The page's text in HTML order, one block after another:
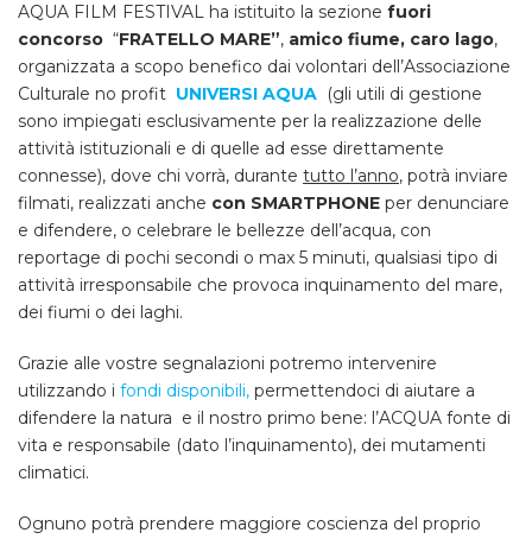
AQUA FILM FESTIVAL ha istituito la sezione fuori
concorso “FRATELLO MARE”, amico fiume, caro lago,
organizzata a scopo benefico dai volontari dell’Associazione
Culturale no profit UNIVERSI AQUA (gli utili di gestione
sono impiegati esclusivamente per la realizzazione delle
attività istituzionali e di quelle ad esse direttamente
connesse), dove chi vorrà, durante tutto l’anno, potrà inviare
filmati, realizzati anche con SMARTPHONE per denunciare
e difendere, o celebrare le bellezze dell’acqua, con
reportage di pochi secondi o max 5 minuti, qualsiasi tipo di
attività irresponsabile che provoca inquinamento del mare,
dei fiumi o dei laghi.
Grazie alle vostre segnalazioni potremo intervenire
utilizzando i fondi disponibili, permettendoci di aiutare a
difendere la natura e il nostro primo bene: l’ACQUA fonte di
vita e responsabile (dato l’inquinamento), dei mutamenti
climatici.
Ognuno potrà prendere maggiore coscienza del proprio